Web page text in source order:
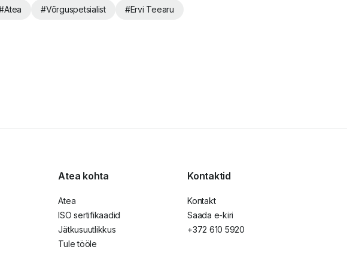
Atea #Võrguspetsialist #Ervi Teearu
Atea kohta
Atea
ISO sertifikaadid
Jätkusuutlikkus
Tule tööle
Kontaktid
Kontakt
Saada e-kiri
+372 610 5920